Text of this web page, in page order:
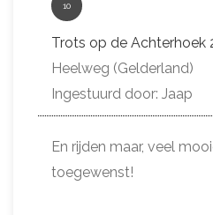
10
Trots op de Achterhoek
Heelweg (Gelderland)
Ingestuurd door: Jaap
En rijden maar, veel
toegewenst!